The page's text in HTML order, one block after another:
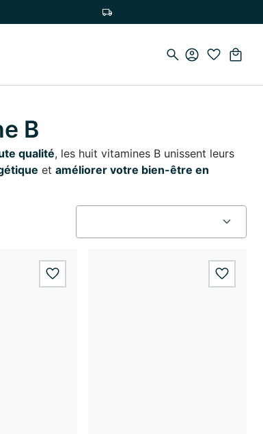
B
qualité, les huit vitamines B unissent leurs
et améliorer votre bien-être en
wishlist.add